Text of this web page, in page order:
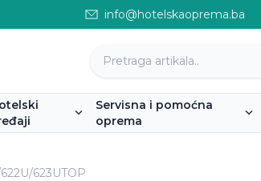
info@hotelskaoprema.ba
Servisna i pomoćna
oprema
623UTOP